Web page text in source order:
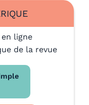
ligne
de la revue